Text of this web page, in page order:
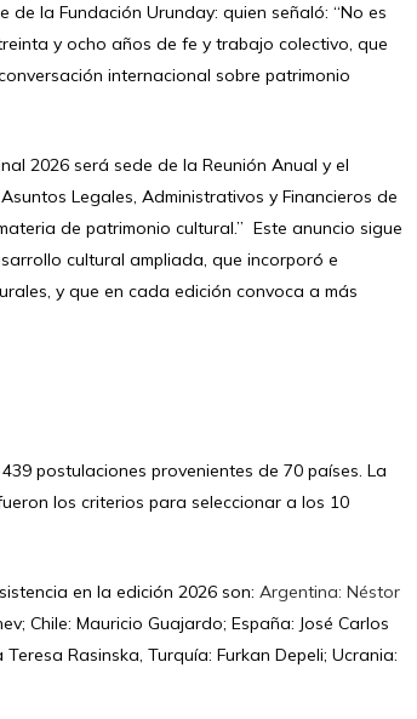
de la Fundación Urunday: quien señaló: “No es
y ocho años de fe y trabajo colectivo, que
internacional sobre patrimonio
2026 será sede de la Reunión Anual y el
Legales, Administrativos y Financieros de
de patrimonio cultural.” Este anuncio sigue
cultural ampliada, que incorporó e
y que en cada edición convoca a más
postulaciones provenientes de 70 países. La
los criterios para seleccionar a los 10
en la edición 2026 son: Argentina: Néstor
Chile: Mauricio Guajardo; España: José Carlos
Rasinska, Turquía: Furkan Depeli; Ucrania: